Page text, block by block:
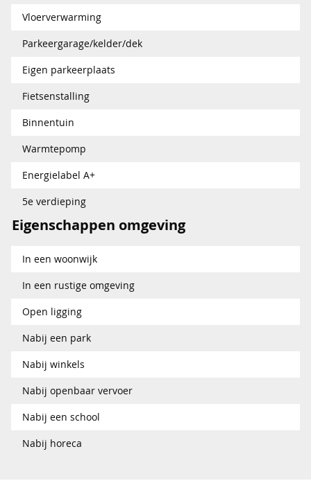
Vloerverwarming
Parkeergarage/kelder/dek
Eigen parkeerplaats
Fietsenstalling
Binnentuin
Warmtepomp
Energielabel A+
5e verdieping
Eigenschappen omgeving
In een woonwijk
In een rustige omgeving
Open ligging
Nabij een park
Nabij winkels
Nabij openbaar vervoer
Nabij een school
Nabij horeca